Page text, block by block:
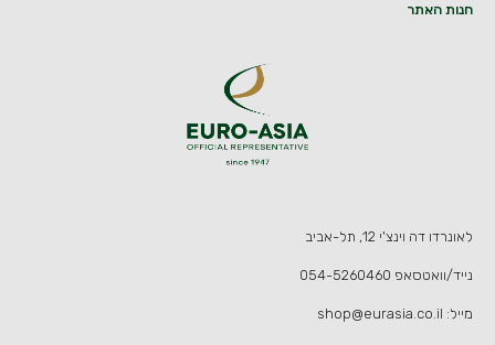
חנות האתר
לאונרדו דה וינצ'י 12, תל-אביב
נייד/וואטסאפ 054-5260460
מייל: shop@eurasia.co.il